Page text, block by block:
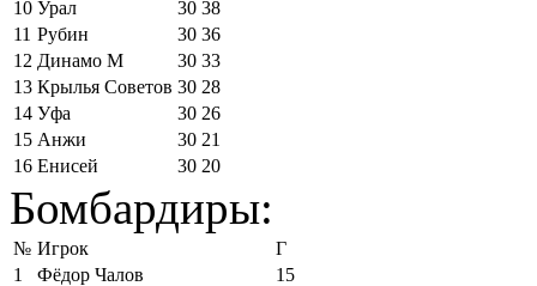
10 Урал 30 38
11 Рубин 30 36
12 Динамо М 30 33
13 Крылья Советов 30 28
14 Уфа 30 26
15 Анжи 30 21
16 Енисей 30 20
Бомбардиры:
№ Игрок
Г
1
Фёдор Чалов
15